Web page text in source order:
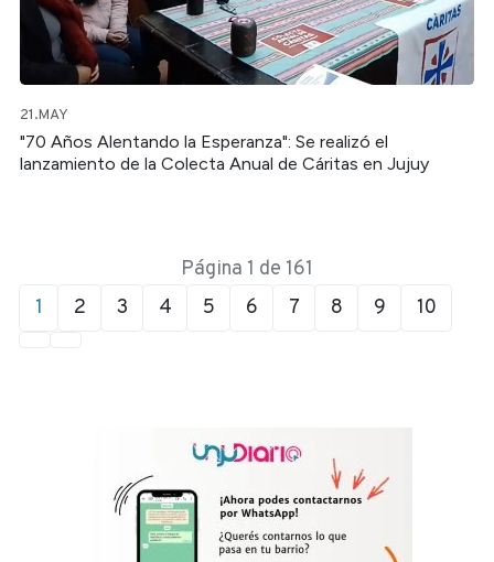
21.MAY
"70 Años Alentando la Esperanza": Se realizó el
lanzamiento de la Colecta Anual de Cáritas en Jujuy
1 2 3 4 5 6 7 8 9 10
Página 1 de 161